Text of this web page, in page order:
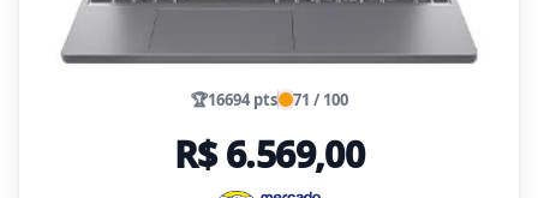
🏆16694 pts 71 / 100
R$ 6.569,00